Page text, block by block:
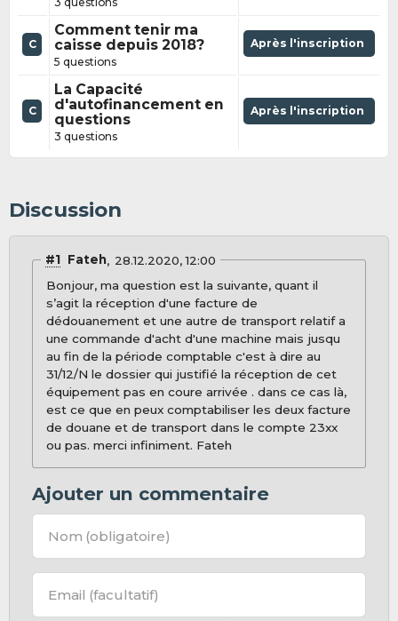
C
Comment tenir ma
caisse depuis 2018?
5 questions
Après l'inscription
C
La Capacité
d'autofinancement en
questions
3 questions
Après l'inscription
Discussion
#1 Fateh
28.12.2020, 12:00
Bonjour, ma question est la suivante, quant il
s’agit la réception d'une facture de
dédouanement et une autre de transport relatif a
une commande d'acht d'une machine mais jusqu
au fin de la période comptable c'est à dire au
31/12/N le dossier qui justifié la réception de cet
équipement pas en coure arrivée . dans ce cas là,
est ce que en peux comptabiliser les deux facture
de douane et de transport dans le compte 23xx
ou pas. merci infiniment. Fateh
Ajouter un commentaire
Nom (obligatoire)
Email (facultatif)